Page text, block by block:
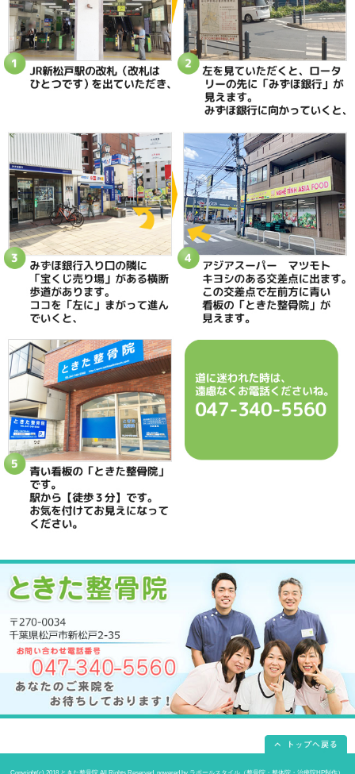
当院へのアクセス情報
ときた整骨院
所在地
〒270-0034 千葉県松戸市新松戸2-35
電話番号
047-340-5560
駐車場
駐車場はありません
予約
完全予約制 お電話にて受付致します
休診日
日曜・祝日
院長
鴇田 晶